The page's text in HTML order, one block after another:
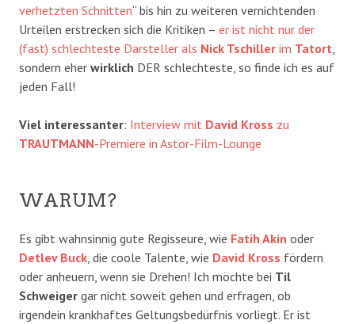
verhetzten Schnitten“ bis hin zu weiteren vernichtenden
Urteilen erstrecken sich die Kritiken – er ist nicht nur der
(fast) schlechteste Darsteller als Nick Tschiller im Tatort
sondern eher wirklich DER schlechteste, so finde ich es auf
jeden Fall!
Viel interessanter: Interview mit David Kross zu
TRAUTMANN-Premiere in Astor-Film-Lounge
WARUM?
Es gibt wahnsinnig gute Regisseure, wie Fatih Akin oder
Detlev Buck , die coole Talente, wie David Kross fördern
oder anheuern, wenn sie Drehen! Ich möchte bei Til
Schweiger gar nicht soweit gehen und erfragen, ob
irgendein krankhaftes Geltungsbedürfnis vorliegt. Er ist